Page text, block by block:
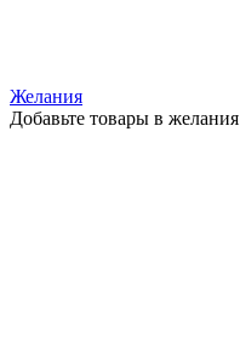
Желания
Добавьте товары в желания